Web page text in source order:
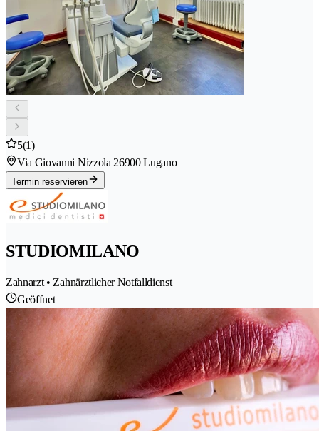
5(1)
Via Giovanni Nizzola 26900 Lugano
Termin reservieren
STUDIOMILANO
Zahnarzt • Zahnärztlicher Notfalldienst
Geöffnet